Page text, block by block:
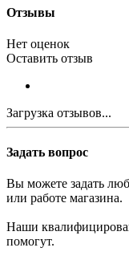
Отзывы
Нет оценок
Оставить отзыв
Загрузка отзывов...
Задать вопрос
Вы можете задать
или работе магазина.
Наши
помогут.